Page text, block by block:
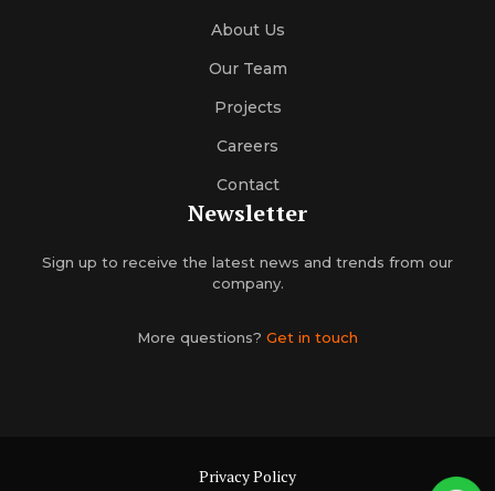
About Us
Our Team
Projects
Careers
Contact
Newsletter
Sign up to receive the latest news and trends from our
company.
More questions? Get in touch
Privacy Policy